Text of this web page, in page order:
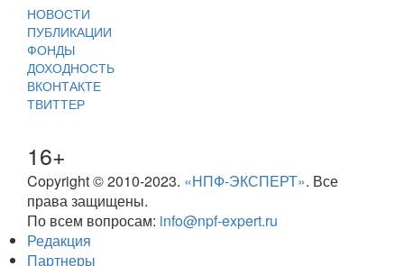
НОВОСТИ
ПУБЛИКАЦИИ
ФОНДЫ
ДОХОДНОСТЬ
ВКОНТАКТЕ
ТВИТТЕР
16+
Copyright © 2010-2023. «НПФ-ЭКСПЕРТ». Все
права защищены.
По всем вопросам: info@npf-expert.ru
Редакция
Партнеры